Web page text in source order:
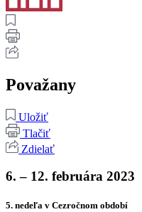
Považany
Uložiť
Tlačiť
Zdielať
6. – 12. februára 2023
5. nedeľa v Cezročnom období